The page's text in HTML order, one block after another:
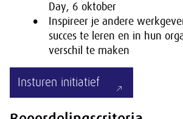
Day, 6 oktober
Inspireer je andere
succes te leren en in hun
verschil te maken
Insturen initiatief